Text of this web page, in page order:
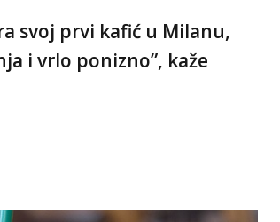
svoj prvi kafić u Milanu,
i vrlo ponizno”, kaže